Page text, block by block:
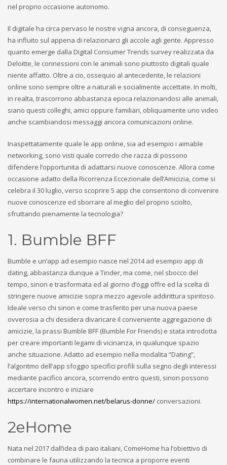
nel proprio occasione autonomo.
Il digitale ha circa pervaso le nostre vigna ancora, di conseguenza,
ha influito sul appena di relazionarci gli accole agli gente. Appresso
quanto emerge dalla Digital Consumer Trends survey realizzata da
Deloitte, le connessioni con le animali sono piuttosto digitali quale
niente affatto. Oltre a cio, ossequio al antecedente, le relazioni
online sono sempre oltre a naturali e socialmente accettate. In molti,
in realta, trascorrono abbastanza epoca relazionandosi alle animali,
siano questi colleghi, amici oppure familiari, obliquamente uno video
anche scambiandosi messaggi ancora comunicazioni online.
Inaspettatamente quale le app online, sia ad esempio i aimable
networking, sono visti quale corredo che razza di possono
difendere l’opportunita di adattarsi nuove conoscenze. Allora come
occasione adatto della Ricorrenza Eccezionale dell’Amicizia, come si
celebra il 30 luglio, verso scoprire 5 app che consentono di convenire
nuove conoscenze ed sborrare al meglio del proprio sciolto,
sfruttando pienamente la tecnologia?
1. Bumble BFF
Bumble e un’app ad esempio nasce nel 2014 ad esempio app di
dating, abbastanza dunque a Tinder, ma come, nel sbocco del
tempo, sinon e trasformata ed al giorno d’oggi offre ed la scelta di
stringere nuove amicizie sopra mezzo agevole addirittura spiritoso.
Ideale verso chi sinon e come trasferito per una nuova paese
ovverosia a chi desidera divaricare il conveniente aggregazione di
amicizie, la prassi Bumble BFF (Bumble For Friends) e stata introdotta
per creare importanti legami di vicinanza, in qualunque spazio
anche situazione. Adatto ad esempio nella modalita “Dating”,
l’algoritmo dell’app sfoggio specifici profili sulla segno degli interessi
mediante pacifico ancora, scorrendo entro questi, sinon possono
accertare incontro e iniziare
https://internationalwomen.net/belarus-donne/ conversazioni.
2eHome
Nata nel 2017 dall’idea di paio italiani, ComeHome ha l’obiettivo di
combinare le fauna utilizzando la tecnica a proporre eventi